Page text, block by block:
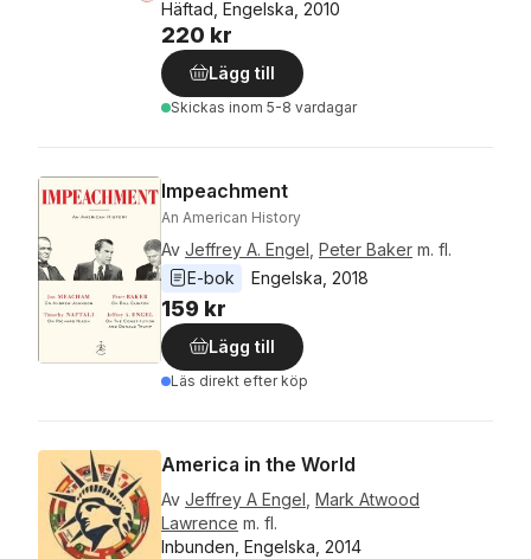
Häftad, Engelska, 2010
220 kr
Lägg till
Skickas inom 5-8 vardagar
Impeachment
An American History
Av Jeffrey A. Engel Peter Baker m. fl.
E-bok
Engelska 2018
159 kr
Lägg till
Läs direkt efter köp
America in the World
Av Jeffrey A Engel Mark Atwood
Lawrence m. fl.
Inbunden, Engelska, 2014